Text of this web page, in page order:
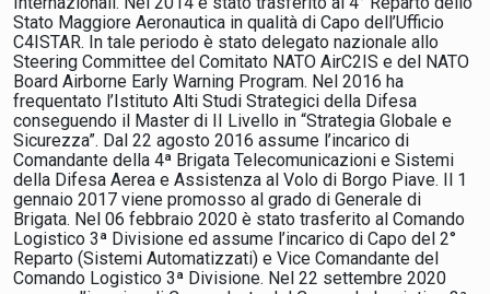
Stato Maggiore Aeronautica in qualità di Capo dell’Ufficio
C4ISTAR. In tale periodo è stato delegato nazionale allo
Steering Committee del Comitato NATO AirC2IS e del NATO
Board Airborne Early Warning Program. Nel 2016 ha
frequentato l’Istituto Alti Studi Strategici della Difesa
conseguendo il Master di II Livello in “Strategia Globale e
Sicurezza”. Dal 22 agosto 2016 assume l’incarico di
Comandante della 4ª Brigata Telecomunicazioni e Sistemi
della Difesa Aerea e Assistenza al Volo di Borgo Piave. Il 1
gennaio 2017 viene promosso al grado di Generale di
Brigata. Nel 06 febbraio 2020 è stato trasferito al Comando
Logistico 3ª Divisione ed assume l’incarico di Capo del 2°
Reparto (Sistemi Automatizzati) e Vice Comandante del
Comando Logistico 3ª Divisione. Nel 22 settembre 2020